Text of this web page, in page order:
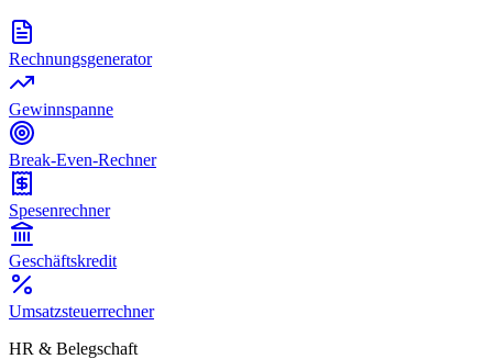
Rechnungsgenerator
Gewinnspanne
Break-Even-Rechner
Spesenrechner
Geschäftskredit
Umsatzsteuerrechner
HR & Belegschaft